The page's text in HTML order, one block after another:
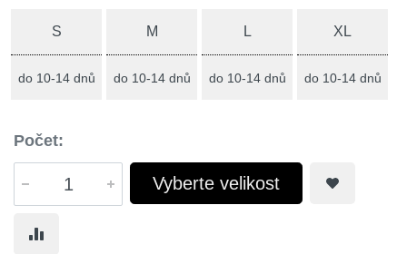
S
do 10-14 dnů
M
do 10-14 dnů
L
do 10-14 dnů
XL
do 10-14 dnů
Počet:
Vyberte velikost